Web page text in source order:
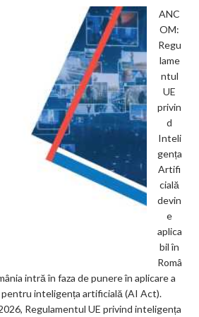
ANC
OM:
Regu
lame
ntul
UE
privin
d
Inteli
gența
Artifi
cială
devin
e
aplica
bil în
Româ
intră în faza de punere în aplicare a
inteligența artificială (AI Act).
Regulamentul UE privind inteligența